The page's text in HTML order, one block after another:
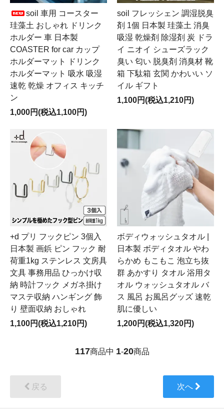
soil 車用 コースター
珪藻土 おしゃれ ドリンク
ホルダー 車 日本製
COASTER for car カップ
ホルダーマット ドリンク
ホルダーマット 吸水 吸湿
速乾 乾燥 オフィス キッチ
ン
1,000円(税込1,100円)
soil フレッシェン 調湿脱臭
剤 1個 日本製 珪藻土 消臭
吸湿 乾燥剤 除湿剤 炭 ドラ
イ ニオイ シューズラック
臭い 匂い 脱臭剤 消臭材 靴
箱 下駄箱 玄関 かわいい ソ
イル ギフト
1,100円(税込1,210円)
+d プリ フックピン 3個入
日本製 画鋲 ピン フック 耐
荷重1kg ステンレス 文房具
文具 事務用品 ひっかけ収
納 時計フック メガネ掛け
マステ収納 ハンギング 飾
り 壁面収納 おしゃれ
1,100円(税込1,210円)
ボディウォッシュタオル |
日本製 ボディタオル やわ
らかめ もこもこ 泡立ち抜
群 あかすり タオル 浴用タ
オル ウォッシュタオル バ
ス 風呂 お風呂グッズ 速乾
肌に優しい
1,200円(税込1,320円)
117商品中 1-20商品
戻る 次へ